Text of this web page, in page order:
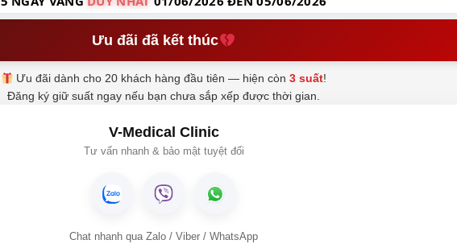
Ưu đãi đã kết thúc
Ưu đãi dành cho 20 khách hàng đầu tiên — hiện còn3 suất!
Đăng ký giữ suất ngay nếu bạn chưa sắp xếp được thời gian.
V-Medical Clinic
Tư vấn nhanh & bảo mật tuyệt đối
Chat nhanh qua Zalo / Viber / WhatsApp